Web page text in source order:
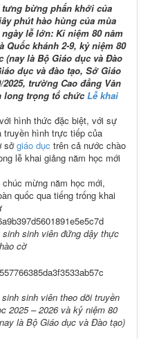
bừng phấn khởi của
phút hào hùng của mùa
lễ lớn: Kỉ niệm 80 năm
Quốc khánh 2-9, kỷ niệm 80
(nay là Bộ Giáo dục và Đào
dục và đào tạo, Sở Giáo
trường Cao đẳng Văn
long trọng tổ chứcLễ khai
thức đặc biệt, với sự
truyền hình trực tiếp của
sởgiáo dục trên cả nước chào
lễ khai giảng năm học mới
mừng năm học mới,
quốc qua tiếng trống khai
sinh viên đứng dậy thực
cờ
sinh viên theo dõi truyền
2025 – 2026 và kỷ niệm 80
là Bộ Giáo dục và Đào tạo)